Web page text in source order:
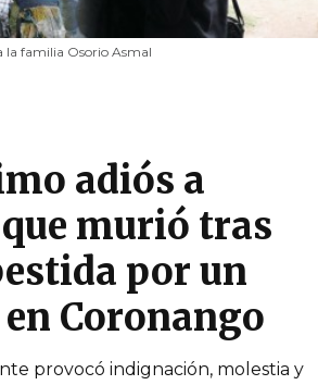
la familia Osorio Asmal
adiós a
murió tras
por un
Coronango
provocó indignación, molestia y